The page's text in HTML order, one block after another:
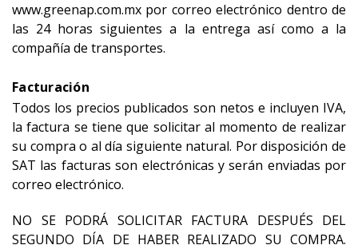
www.greenap.com.mx por correo electrónico dentro de
las 24 horas siguientes a la entrega así como a la
compañía de transportes.
Facturación
Todos los precios publicados son netos e incluyen IVA,
la factura se tiene que solicitar al momento de realizar
su compra o al día siguiente natural. Por disposición de
SAT las facturas son electrónicas y serán enviadas por
correo electrónico.
NO SE PODRÁ SOLICITAR FACTURA DESPUÉS DEL
SEGUNDO DÍA DE HABER REALIZADO SU COMPRA.